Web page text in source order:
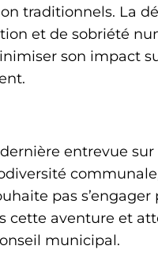
traditionnels. La
et de sobriété
son impact
entrevue
pas s’engager
cette aventure et
municipal.